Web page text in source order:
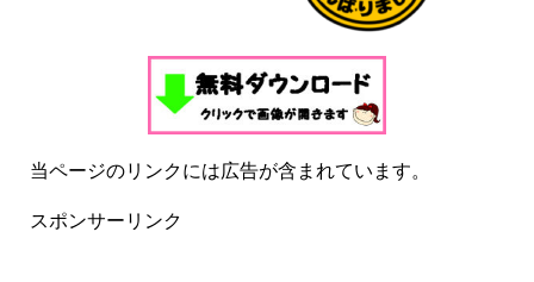
当ページのリンクには広告が含まれています。
スポンサーリンク